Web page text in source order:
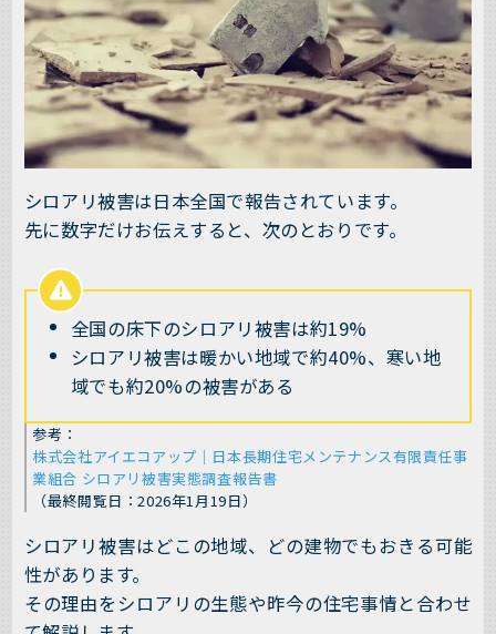
シロアリ被害は日本全国で報告されています。
先に数字だけお伝えすると、次のとおりです。
全国の床下のシロアリ被害は約19%
シロアリ被害は暖かい地域で約40%、寒い地
域でも約20%の被害がある
参考：
株式会社アイエコアップ｜日本長期住宅メンテナンス有限責任事
業組合 シロアリ被害実態調査報告書
（最終閲覧日：2026年1月19日）
シロアリ被害はどこの地域、どの建物でもおきる可能
性があります。
その理由をシロアリの生態や昨今の住宅事情と合わせ